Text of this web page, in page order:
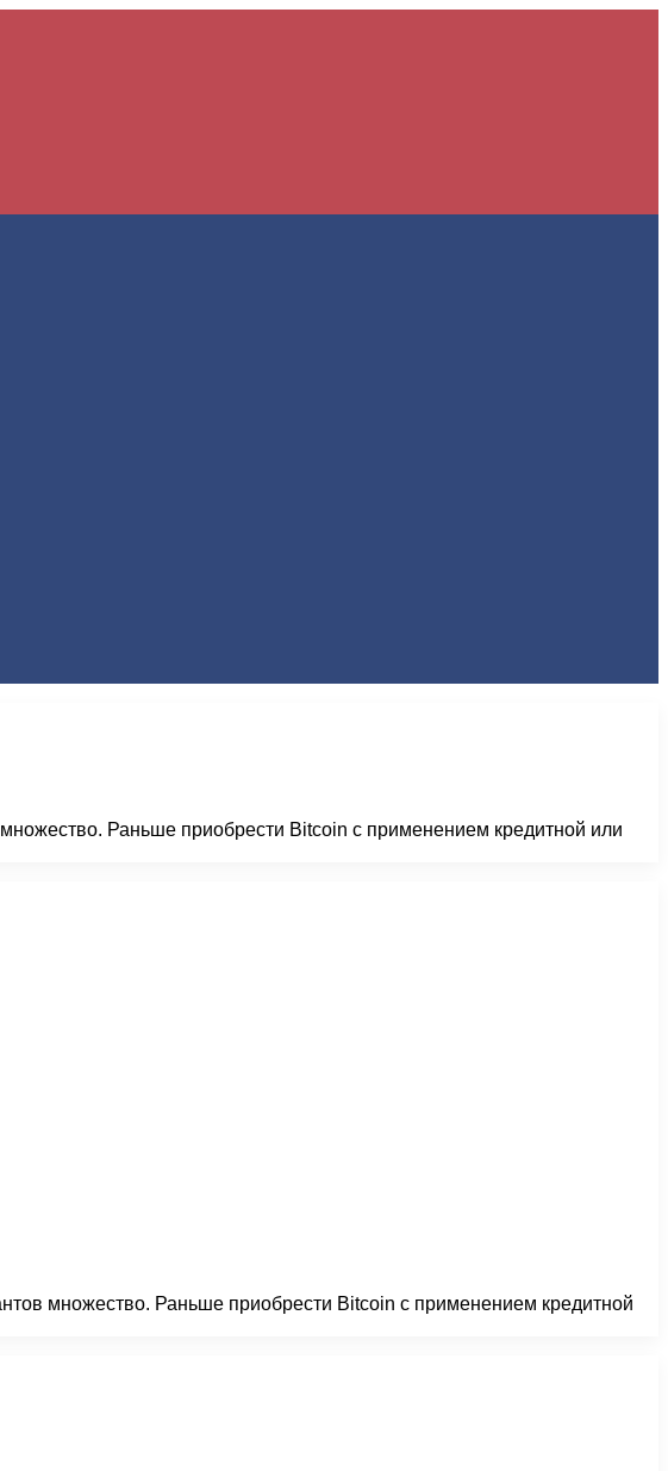
Раньше приобрести Bitcoin с применением кредитной или
множество. Раньше приобрести Bitcoin с применением кредитной